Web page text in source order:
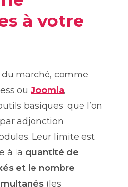
à votre
du marché, comme
ou Joomla,
basiques, que l’on
adjonction
Leur limite est
à la quantité de
et le nombre
(les